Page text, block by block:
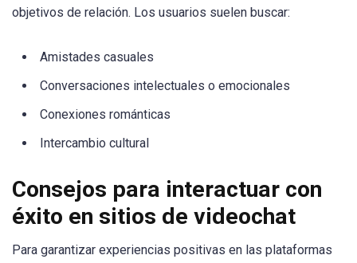
objetivos de relación. Los usuarios suelen buscar:
Amistades casuales
Conversaciones intelectuales o emocionales
Conexiones románticas
Intercambio cultural
Consejos para interactuar con
éxito en sitios de videochat
Para garantizar experiencias positivas en las plataformas